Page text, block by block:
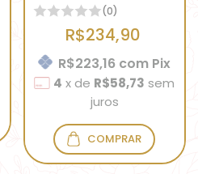
(0)
R$234,90
R$223,16 com Pix
4 x de R$58,73 sem
juros
COMPRAR